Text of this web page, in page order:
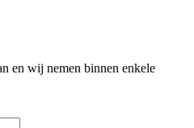
en wij nemen binnen enkele